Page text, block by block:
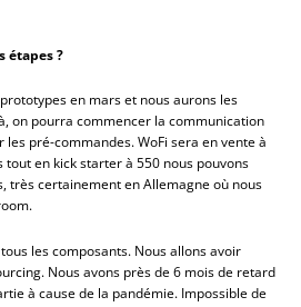
étapes ?
en mars et nous aurons les
on pourra commencer la communication
pré-commandes. WoFi sera en vente à
tout en kick starter à 550 nous pouvons
très certainement en Allemagne où nous
les composants. Nous allons avoir
Nous avons près de 6 mois de retard
à cause de la pandémie. Impossible de